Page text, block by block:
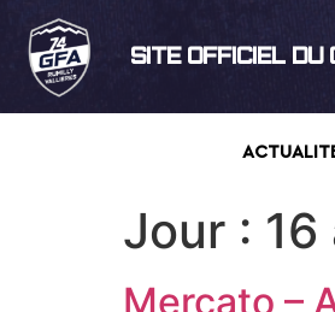
SITE OFFICIEL DU
Jour :
Mercato –